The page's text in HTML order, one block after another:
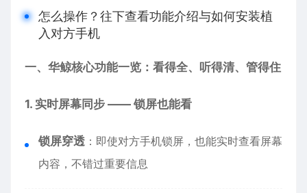
怎么操作？往下查看功能介绍与如何安装植
入对方手机
一、华鲸核心功能一览：看得全、听得清、管得住
1. 实时屏幕同步 —— 锁屏也能看
锁屏穿透 ：即使对方手机锁屏，也能实时查看屏幕
内容，不错过重要信息